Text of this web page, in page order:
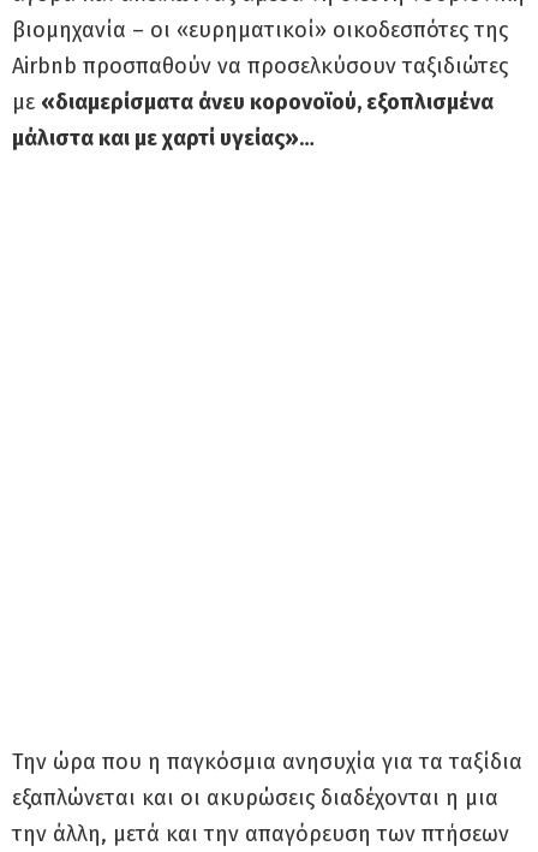
βιομηχανία – οι «ευρηματικοί» οικοδεσπότες της
Airbnb προσπαθούν να προσελκύσουν ταξιδιώτες
με «διαμερίσματα άνευ κορονοϊού, εξοπλισμένα
μάλιστα και με χαρτί υγείας»…
Την ώρα που η παγκόσμια ανησυχία για τα ταξίδια
εξαπλώνεται και οι ακυρώσεις διαδέχονται η μια
την άλλη, μετά και την απαγόρευση των πτήσεων